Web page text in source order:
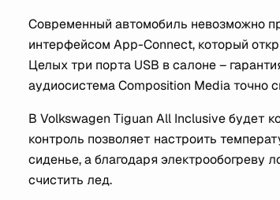
Современный автомобиль невозможно
интерфейсом App-Connect, который
Целых три порта USB в салоне –
аудиосистема Composition Media точно
В Volkswagen Tiguan All Inclusive будет
контроль позволяет настроить
сиденье, а благодаря электрообогреву
счистить лед.